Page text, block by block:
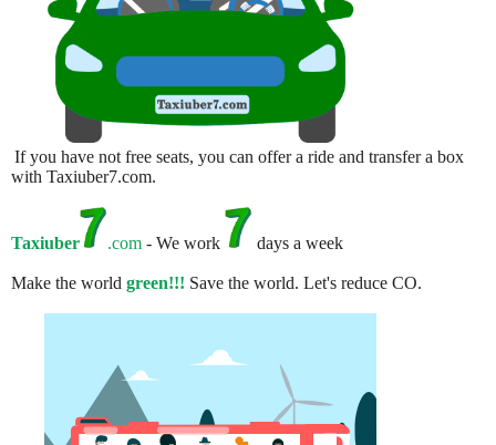
If you have not free seats, you can offer a ride and transfer a box
with Taxiuber7.com.
Taxiuber .com - We work days a week
Make the world green!!! Save the world. Let's reduce CO.